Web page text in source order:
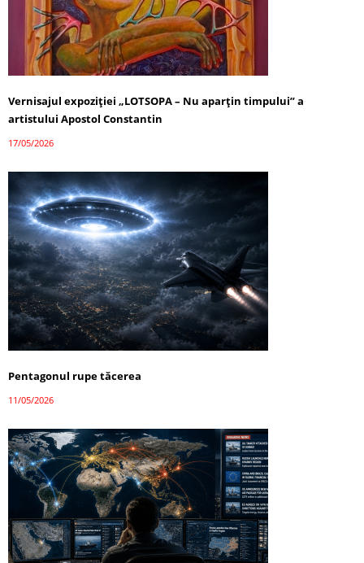
Vernisajul expoziției „LOTSOPA – Nu aparțin timpului” a
artistului Apostol Constantin
17/05/2026
Pentagonul rupe tăcerea
11/05/2026